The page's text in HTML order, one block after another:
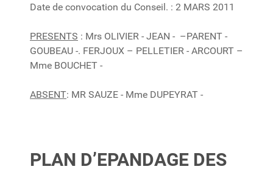
Date de convocation du Conseil. : 2 MARS 2011
PRESENTS : Mrs OLIVIER - JEAN - –PARENT -
GOUBEAU -. FERJOUX – PELLETIER - ARCOURT –
Mme BOUCHET -
ABSENT: MR SAUZE - Mme DUPEYRAT -
PLAN D’EPANDAGE DES